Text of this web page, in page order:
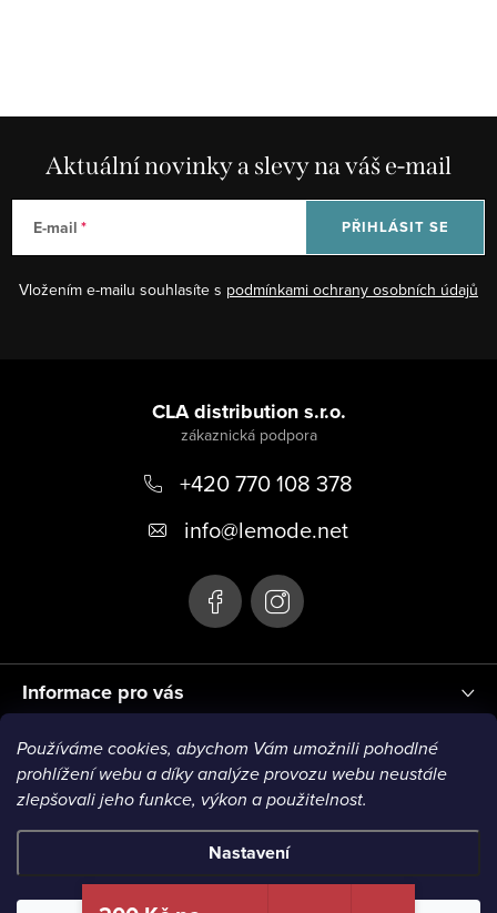
Používáme cookies, abychom Vám umožnili pohodlné
prohlížení webu a díky analýze provozu webu neustále
zlepšovali jeho funkce, výkon a použitelnost.
Nastavení
Aktuální novinky a slevy na váš e-mail
E-mail
Vložením e-mailu souhlasíte s podmínkami ochrany osobních údajů
PŘIHLÁSIT SE
Informace pro vás
CLA distribution s.r.o.
+420 770 108 378
info@lemode.net
Blog
Copyright 2026Le Mode